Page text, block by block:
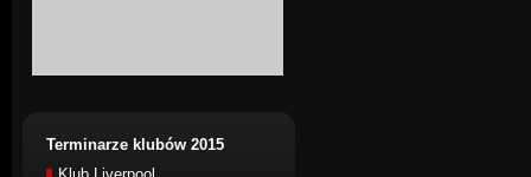
Terminarze klubów 2015